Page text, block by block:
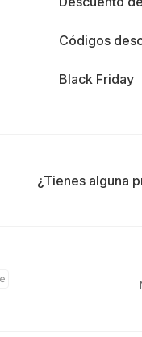
Códigos
Black Friday
¿Tienes alguna